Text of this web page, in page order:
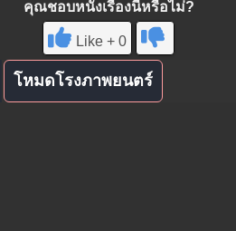
คุณชอบหนังเรื่องนี้หรือไม่?
Like + 0
โหมดโรงภาพยนตร์